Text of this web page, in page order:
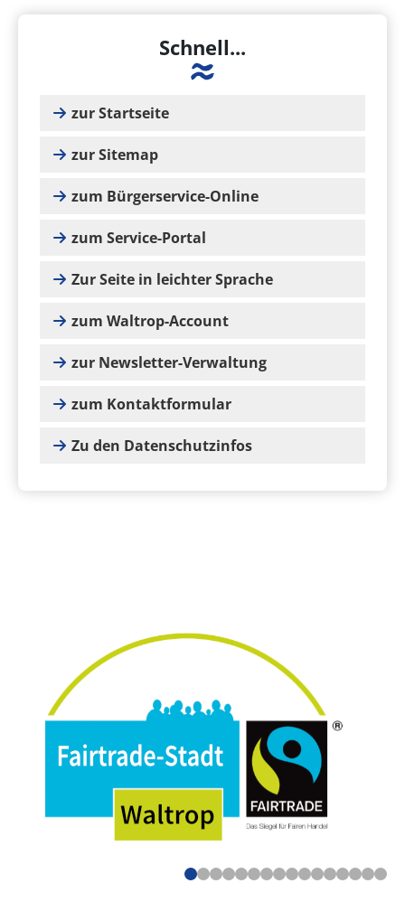
Schnell...
zur Startseite
zur Sitemap
zum Bürgerservice-Online
zum Service-Portal
Zur Seite in leichter Sprache
zum Waltrop-Account
zur Newsletter-Verwaltung
zum Kontaktformular
Zu den Datenschutzinfos